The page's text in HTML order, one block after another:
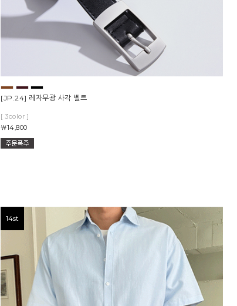
[JP.24] 레자무광 사각 벨트
[ 3color ]
￦14,800
14st